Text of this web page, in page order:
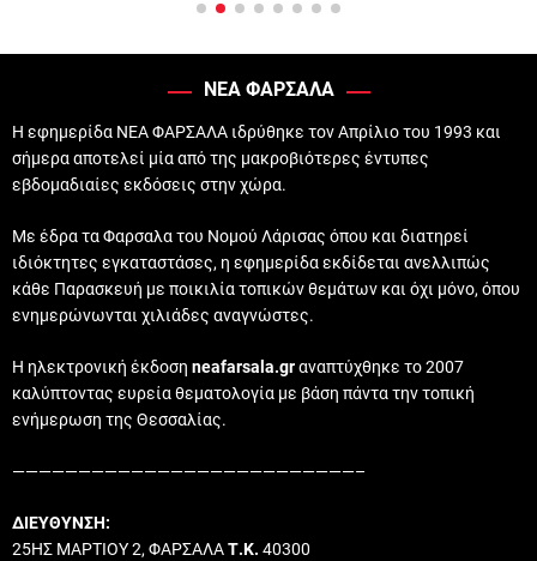
ΝΕΑ ΦΑΡΣΑΛΑ
Η εφημερίδα ΝΕΑ ΦΑΡΣΑΛΑ ιδρύθηκε τον Απρίλιο του 1993 και
σήμερα αποτελεί μία από της μακροβιότερες έντυπες
εβδομαδιαίες εκδόσεις στην χώρα.
Με έδρα τα Φαρσαλα του Νομού Λάρισας όπου και διατηρεί
ιδιόκτητες εγκαταστάσες, η εφημερίδα εκδίδεται ανελλιπώς
κάθε Παρασκευή με ποικιλία τοπικών θεμάτων και όχι μόνο, όπου
ενημερώνωνται χιλιάδες αναγνώστες.
Η ηλεκτρονική έκδοση neafarsala.grαναπτύχθηκε το 2007
καλύπτοντας ευρεία θεματολογία με βάση πάντα την τοπική
ενήμερωση της Θεσσαλίας.
——————————————————————————–
ΔΙΕΥΘΥΝΣΗ:
25ΗΣ ΜΑΡΤΙΟΥ 2, ΦΑΡΣΑΛΑΤ.Κ. 40300